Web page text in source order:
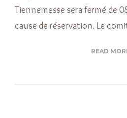
Tiennemesse sera fermé de
cause de réservation. Le
READ